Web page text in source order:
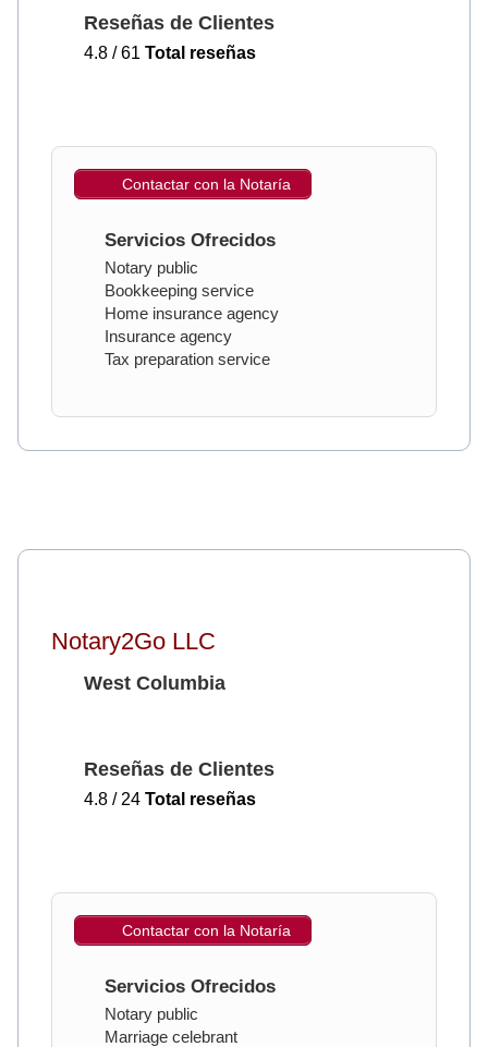
Reseñas de Clientes
4.8 / 61 Total reseñas
Contactar con la Notaría
Servicios Ofrecidos
Notary public
Bookkeeping service
Home insurance agency
Insurance agency
Tax preparation service
Notary2Go LLC
West Columbia
Reseñas de Clientes
4.8 / 24 Total reseñas
Contactar con la Notaría
Servicios Ofrecidos
Notary public
Marriage celebrant